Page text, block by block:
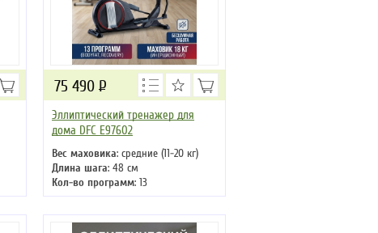
Эллиптический тренажер для
дома DFC E97602
Вес маховика: средние (11-20 кг)
Длина шага: 48 см
Кол-во программ: 13
Кол-во уровней: 16
Макс. вес: 135 кг
Привод: задний
75 490 Р